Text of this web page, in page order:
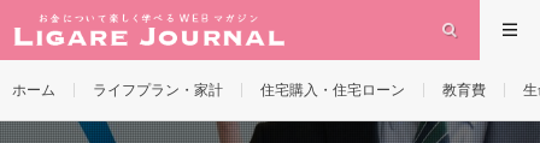
ホーム ライフプラン・家計 住宅購入・住宅ローン 教育費